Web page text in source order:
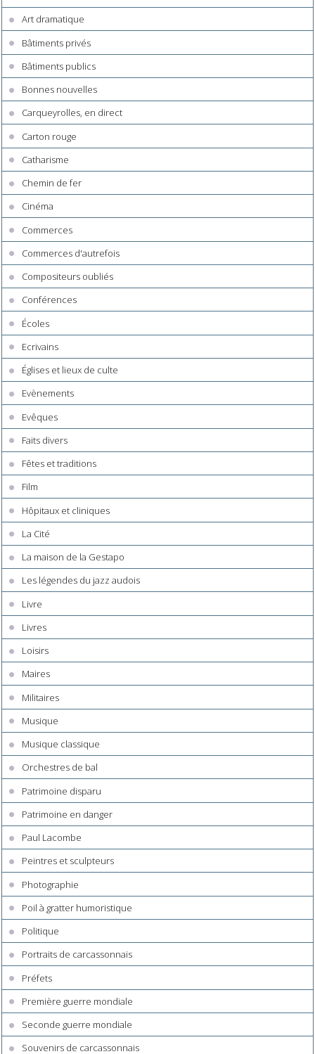
Art dramatique
Bâtiments privés
Bâtiments publics
Bonnes nouvelles
Carqueyrolles, en direct
Carton rouge
Catharisme
Chemin de fer
Cinéma
Commerces
Commerces d'autrefois
Compositeurs oubliés
Conférences
Écoles
Ecrivains
Églises et lieux de culte
Evènements
Evêques
Faits divers
Fêtes et traditions
Film
Hôpitaux et cliniques
La Cité
La maison de la Gestapo
Les légendes du jazz audois
Livre
Livres
Loisirs
Maires
Militaires
Musique
Musique classique
Orchestres de bal
Patrimoine disparu
Patrimoine en danger
Paul Lacombe
Peintres et sculpteurs
Photographie
Poil à gratter humoristique
Politique
Portraits de carcassonnais
Préfets
Première guerre mondiale
Seconde guerre mondiale
Souvenirs de carcassonnais